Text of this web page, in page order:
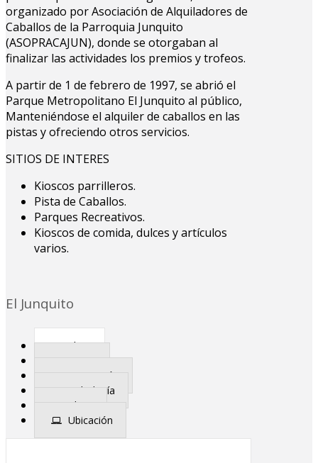
organizado por Asociación de Alquiladores de
Caballos de la Parroquia Junquito
(ASOPRACAJUN), donde se otorgaban al
finalizar las actividades los premios y trofeos.
A partir de 1 de febrero de 1997, se abrió el
Parque Metropolitano El Junquito al público,
Manteniéndose el alquiler de caballos en las
pistas y ofreciendo otros servicios.
SITIOS DE INTERES
Kioscos parrilleros.
Pista de Caballos.
Parques Recreativos.
Kioscos de comida, dulces y artículos
varios.
El Junquito
Flora
Vegetación
Hidrología
Clima
Ubicación